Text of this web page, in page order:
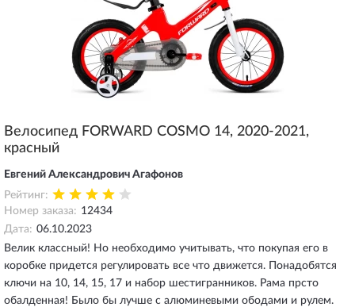
Велосипед FORWARD COSMO 14, 2020-2021,
красный
Евгений Александрович Агафонов
Рейтинг:
Номер заказа: 12434
Дата: 06.10.2023
Велик классный! Но необходимо учитывать, что покупая его в
коробке придется регулировать все что движется. Понадобятся
ключи на 10, 14, 15, 17 и набор шестигранников. Рама прсто
обалденная! Было бы лучше с алюминевыми ободами и рулем.